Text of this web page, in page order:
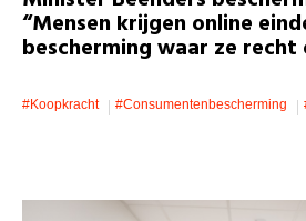
“Mensen krijgen online
bescherming waar ze recht
#koopkracht #consumentenbescherming